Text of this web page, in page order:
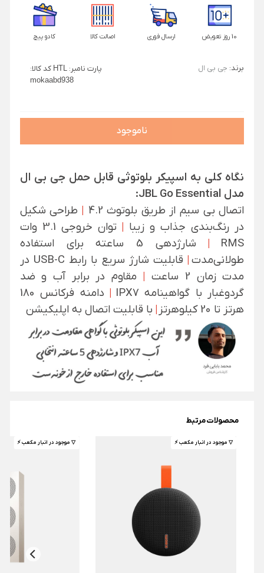
10 روز تعویض ارسال فوری اصالت کالا کادو پیچ
برند: جی بی ال پارت نامبر: HTL کد کالا:
mokaabd938
ناموجود
نگاه کلی به اسپیکر بلوتوثی قابل حمل جی بی ال
مدل JBL Go Essential:
اتصال بی سیم از طریق بلوتوث 4.2
طراحی شکیل
در رنگ‌بندی جذاب و زیبا
توان خروجی 3.1 وات
RMS
شارژدهی 5 ساعته برای استفاده
طولانی‌مدت
قابلیت شارژ سریع با رابط USB-C در
مدت زمان 2 ساعت
مقاوم در برابر آب و ضد
گردوغبار با گواهینامه IPX7
دامنه فرکانس 180
هرتز تا 20 کیلوهرتز
با قابلیت اتصال به اپلیکیشن
محصولات مرتبط
▽ موجود در انبار مکعب ⚡️ ▽ موجود در انبار مکعب ⚡️